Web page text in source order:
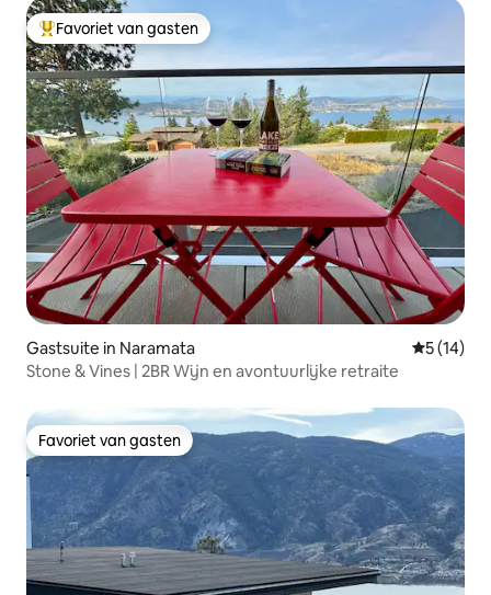
Topfavoriet van gasten
Favoriet van gasten
Gastsuite in Naramata
5 (14)
Stone & Vines | 2BR Wijn en avontuurlijke retraite
Favoriet van gasten
Favoriet van gasten